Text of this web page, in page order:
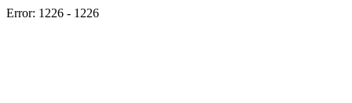
Error: 1226 - 1226